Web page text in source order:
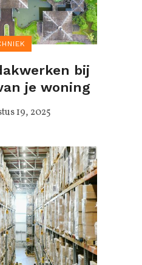
bij
je woning
19, 2025